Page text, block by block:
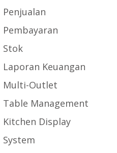
Penjualan
Pembayaran
Stok
Laporan Keuangan
Multi-Outlet
Table Management
Kitchen Display
System